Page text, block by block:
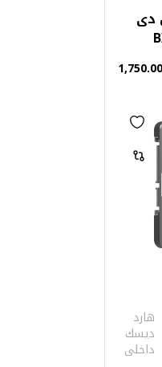
دى
1,750.00
هارد
ديسك
داخلى